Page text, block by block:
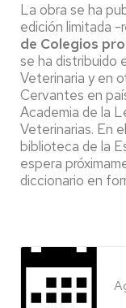
La obra se ha
edición limitada -
de Colegios
se ha distribuido
Veterinaria y en
Cervantes en
Academia de la
Veterinarias. En
biblioteca de la
espera
diccionario en